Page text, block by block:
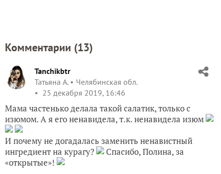
Комментарии (13)
Tanchikbtr
Татьяна А.
Челябинская обл.
25 декабря 2019, 16:46
Мама частенько делала такой салатик, только с
изюмом. А я его ненавидела, т.к. ненавидела изюм
И почему не догадалась заменить ненавистный
ингредиент на курагу?
Спасибо, Полина, за
«открытые»!